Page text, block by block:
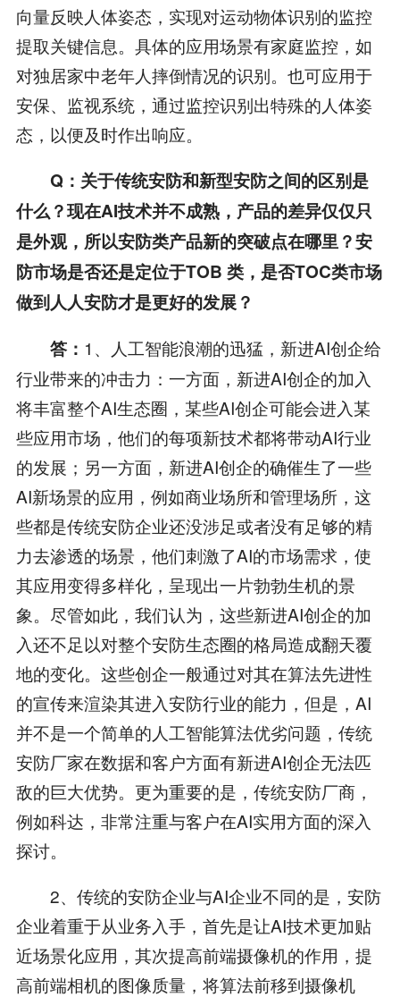
向量反映人体姿态，实现对运动物体识别的监控
提取关键信息。具体的应用场景有家庭监控，如
对独居家中老年人摔倒情况的识别。也可应用于
安保、监视系统，通过监控识别出特殊的人体姿
态，以便及时作出响应。
Q：关于传统安防和新型安防之间的区别是
什么？现在AI技术并不成熟，产品的差异仅仅只
是外观，所以安防类产品新的突破点在哪里？安
防市场是否还是定位于TOB 类，是否TOC类市场
做到人人安防才是更好的发展？
答： 1、人工智能浪潮的迅猛，新进AI创企给
行业带来的冲击力：一方面，新进AI创企的加入
将丰富整个AI生态圈，某些AI创企可能会进入某
些应用市场，他们的每项新技术都将带动AI行业
的发展；另一方面，新进AI创企的确催生了一些
AI新场景的应用，例如商业场所和管理场所，这
些都是传统安防企业还没涉足或者没有足够的精
力去渗透的场景，他们刺激了AI的市场需求，使
其应用变得多样化，呈现出一片勃勃生机的景
象。尽管如此，我们认为，这些新进AI创企的加
入还不足以对整个安防生态圈的格局造成翻天覆
地的变化。这些创企一般通过对其在算法先进性
的宣传来渲染其进入安防行业的能力，但是，AI
并不是一个简单的人工智能算法优劣问题，传统
安防厂家在数据和客户方面有新进AI创企无法匹
敌的巨大优势。更为重要的是，传统安防厂商，
例如科达，非常注重与客户在AI实用方面的深入
探讨。
2、传统的安防企业与AI企业不同的是，安防
企业着重于从业务入手，首先是让AI技术更加贴
近场景化应用，其次提高前端摄像机的作用，提
高前端相机的图像质量，将算法前移到摄像机